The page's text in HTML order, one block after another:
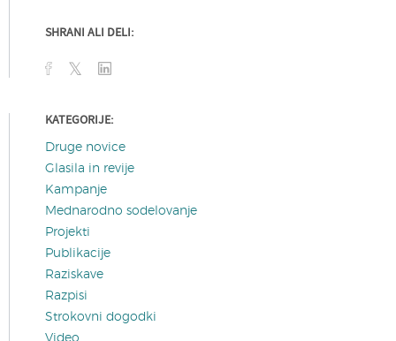
SHRANI ALI DELI:
KATEGORIJE:
Druge novice
Glasila in revije
Kampanje
Mednarodno sodelovanje
Projekti
Publikacije
Raziskave
Razpisi
Strokovni dogodki